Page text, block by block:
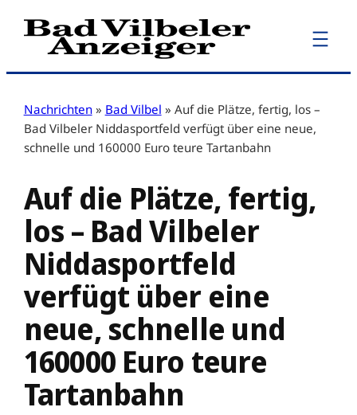
Zum
Inhalt
Nachrichten » Bad Vilbel » Auf die Plätze, fertig, los –
Bad Vilbeler Niddasportfeld verfügt über eine neue,
schnelle und 160000 Euro teure Tartanbahn
Auf die Plätze, fertig,
los – Bad Vilbeler
Niddasportfeld
verfügt über eine
neue, schnelle und
160000 Euro teure
Tartanbahn